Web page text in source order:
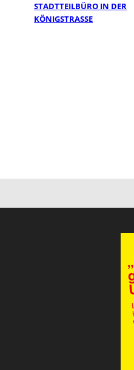
STADTTEILBÜRO IN DER
KÖNIGSTRASSE